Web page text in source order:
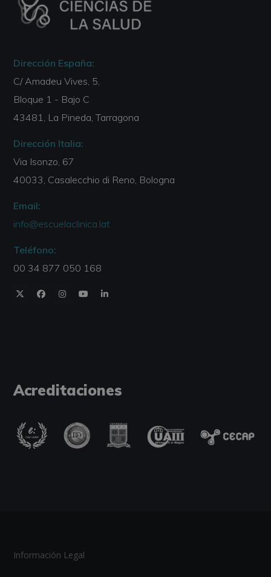
Dirección España:
C/ Amadeu Vives, 5,
Bloque 1 - Bajo C
43481, La Pineda, Tarragona
Dirección Italia:
Via Isonzo, 67
40033, Casalecchio di Reno, Bologna
Email:
info@escuelaclinica.lat
Teléfono:
00 34 877 050 168
Acreditaciones
Información Legal